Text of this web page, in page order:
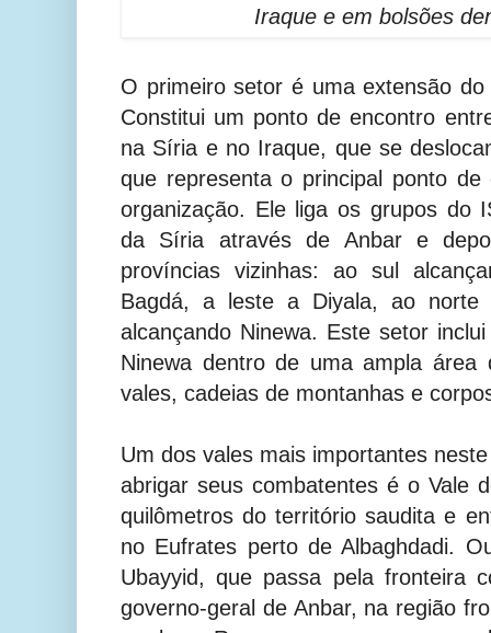
Iraque e em bolsões
O primeiro setor é uma extensão
Constitui um ponto de encontro
na Síria e no Iraque, que se
que representa o principal ponto de
organização. Ele liga os grupos do
da Síria através de Anbar e
províncias vizinhas: ao sul
Bagdá, a leste a Diyala, ao
alcançando Ninewa. Este setor
Ninewa dentro de uma ampla área
vales, cadeias de montanhas e
Um dos vales mais importantes
abrigar seus combatentes é o Vale
quilômetros do território saudita e
no Eufrates perto de Albaghdadi.
Ubayyid, que passa pela fronteira
governo-geral de Anbar, na região